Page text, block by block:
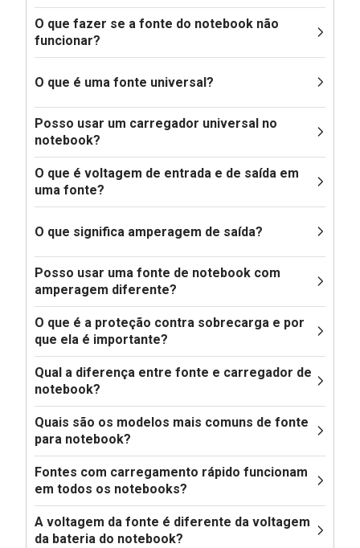
O que fazer se a fonte do notebook não
funcionar?
O que é uma fonte universal?
Posso usar um carregador universal no
notebook?
O que é voltagem de entrada e de saída em
uma fonte?
O que significa amperagem de saída?
Posso usar uma fonte de notebook com
amperagem diferente?
O que é a proteção contra sobrecarga e por
que ela é importante?
Qual a diferença entre fonte e carregador de
notebook?
Quais são os modelos mais comuns de fonte
para notebook?
Fontes com carregamento rápido funcionam
em todos os notebooks?
A voltagem da fonte é diferente da voltagem
da bateria do notebook?